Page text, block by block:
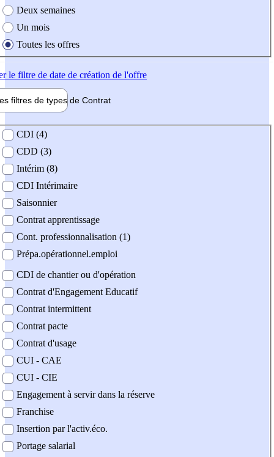
Deux semaines
Un mois
Toutes les offres
le filtre de date de création de l'offre
filtres de types de Contrat
contrat
CDI (4)
CDD (3)
Intérim (8)
CDI Intérimaire
Saisonnier
Contrat apprentissage
Cont. professionnalisation (1)
Prépa.opérationnel.emploi
CDI de chantier ou d'opération
Contrat d'Engagement Educatif
Contrat intermittent
Contrat pacte
Contrat d'usage
CUI - CAE
CUI - CIE
Engagement à servir dans la réserve
Franchise
Insertion par l'activ.éco.
Portage salarial